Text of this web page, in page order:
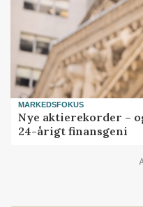
MARKEDSFOKUS
Nye aktierekorder –
24-årigt finansgeni